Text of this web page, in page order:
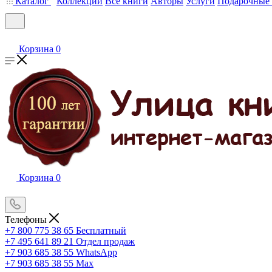
Корзина 0
Корзина 0
Телефоны
+7 800 775 38 65 Бесплатный
+7 495 641 89 21 Отдел продаж
+7 903 685 38 55 WhatsApp
+7 903 685 38 55 Max